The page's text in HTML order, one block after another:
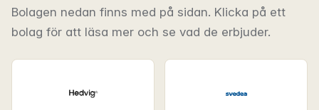
Bolagen nedan finns med på sidan. Klicka på ett
bolag för att läsa mer och se vad de erbjuder.